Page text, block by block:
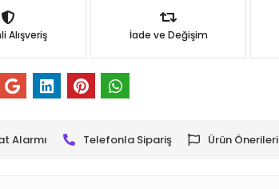
Alışveriş İade ve Değişim
Alarmı Telefonla Sipariş Ürün Önerileri